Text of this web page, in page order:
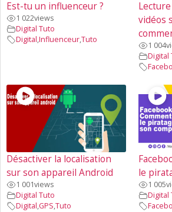
Est-tu un influenceur ?
1 022views
Digital Tuto
Digital,Influenceur,Tuto
vidéos
1 004
Digital
Désactiver la localisation
sur son appareil Android
1 001views
Digital Tuto
Digital,GPS,Tuto
le
1 005
Digital